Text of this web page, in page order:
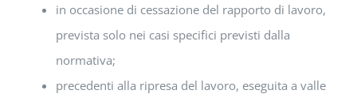
in occasione di cessazione del rapporto di lavoro,
prevista solo nei casi specifici previsti dalla
normativa;
precedenti alla ripresa del lavoro, eseguita a valle